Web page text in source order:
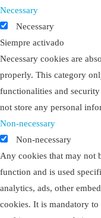
Necessary
Necessary
Siempre activado
Necessary cookies are
properly. This category
functionalities and
not store any personal
Non-necessary
Non-necessary
Any cookies that may not
function and is used
analytics, ads, other
cookies. It is mandatory